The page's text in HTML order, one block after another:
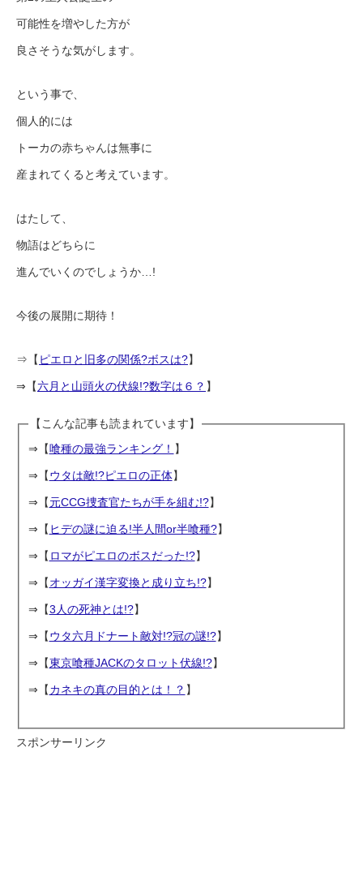
可能性を増やした方が
良さそうな気がします。
という事で、
個人的には
トーカの赤ちゃんは無事に
産まれてくると考えています。
はたして、
物語はどちらに
進んでいくのでしょうか…!
今後の展開に期待！
⇒【 ピエロと旧多の関係?ボスは?】
⇒【六月と山頭火の伏線!?数字は６？ 】
【こんな記事も読まれています】
⇒【喰種の最強ランキング！ 】
⇒【ウタは敵!?ピエロの正体】
⇒【元CCG捜査官たちが手を組む!?】
⇒【 ヒデの謎に迫る!半人間or半喰種?】
⇒【 ロマがピエロのボスだった!?】
⇒【オッガイ漢字変換と成り立ち!?】
⇒【3人の死神とは!?】
⇒【ウタ六月ドナート敵対!?冠の謎!?】
⇒【東京喰種JACKのタロット伏線!?】
⇒【カネキの真の目的とは！？ 】
スポンサーリンク